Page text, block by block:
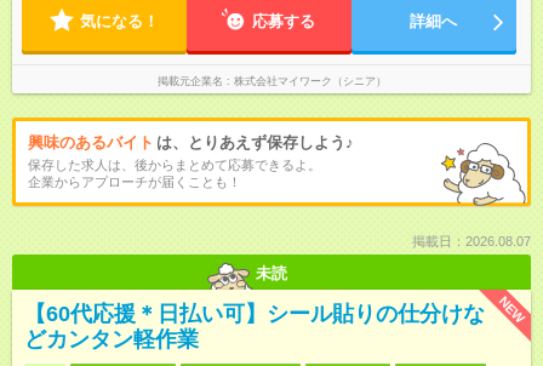
気になる！ 応募する 詳細へ
掲載元企業名 株式会社マイワーク（シニア）
興味のあるバイト は、とりあえず保存しよう♪
保存した求人は、後からまとめて応募できるよ。
企業からアプローチが届くことも！
掲載日：2026.08.07
未読
NEW
【60代応援＊日払い可】シール貼りの仕分けな
どカンタン軽作業